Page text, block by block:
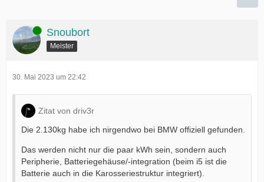
Online Snoubort
Meister
30. Mai 2023 um 22:42
Zitat von driv3r
Die 2.130kg habe ich nirgendwo bei BMW offiziell gefunden.
Das werden nicht nur die paar kWh sein, sondern auch
Peripherie, Batteriegehäuse/-integration (beim i5 ist die
Batterie auch in die Karosseriestruktur integriert).